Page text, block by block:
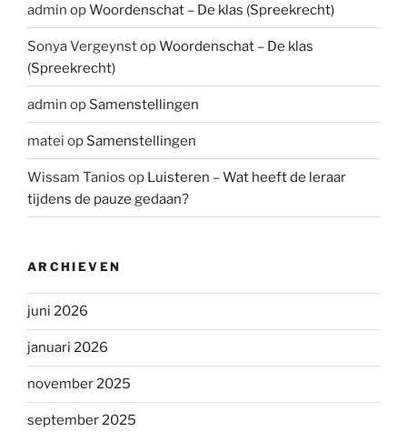
admin opWoordenschat – De klas (Spreekrecht)
Sonya VergeynstopWoordenschat – De klas
(Spreekrecht)
admin op Samenstellingen
matei op Samenstellingen
Wissam Tanios op Luisteren – Wat heeft de leraar
tijdens de pauze gedaan?
ARCHIEVEN
juni 2026
januari 2026
november 2025
september 2025